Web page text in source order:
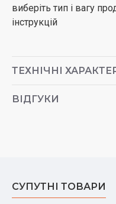
виберіть тип і вагу
інструкцій
ТЕХНІЧНІ
ВІДГУКИ
СУПУТНІ ТОВАРИ